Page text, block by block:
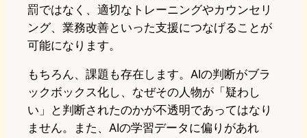
罰ではなく、適切なトレーニングやカウンセリ
ング、業務改善といった支援につなげることが
可能になります。
もちろん、課題も存在します。AIの判断がブラ
ックボックス化し、なぜその人物が「疑わし
い」と判断されたのかが不透明であってはなり
ません。また、AIの学習データに偏りがあれ